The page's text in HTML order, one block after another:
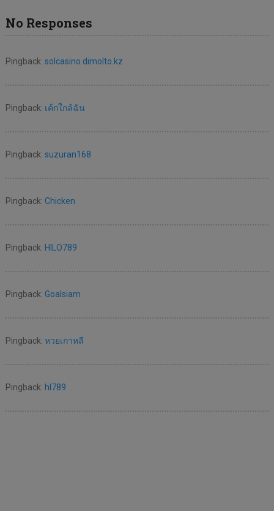
No Responses
Pingback: solcasino.dimolto.kz
Pingback: เค้กใกล้ฉัน
Pingback: suzuran168
Pingback: Chicken
Pingback: HILO789
Pingback: Goalsiam
Pingback: หวยเกาหลี
Pingback: hl789